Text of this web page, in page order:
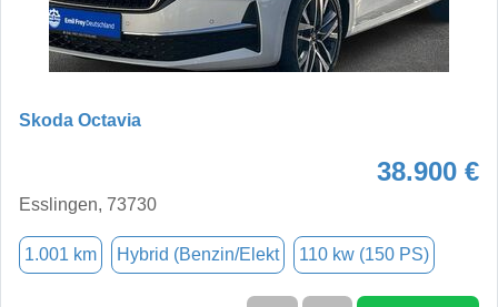
Skoda Octavia
38.900 €
Esslingen, 73730
1.001 km Hybrid (Benzin/Elekt 110 kw (150 PS)